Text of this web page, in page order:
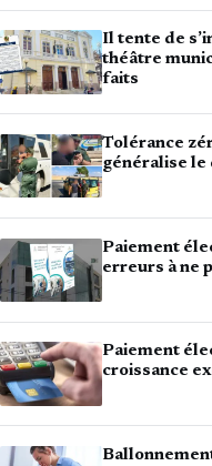
Il tente de
théâtre
faits
Tolérance
généralise le
Paiement
erreurs à ne
Paiement
croissance